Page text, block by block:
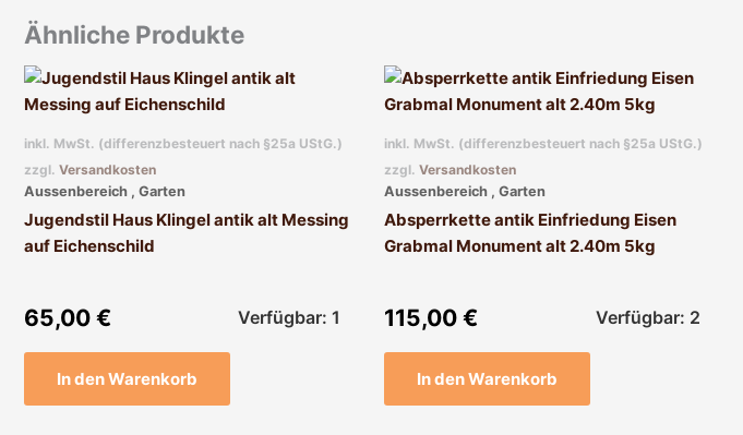
Ähnliche Produkte
inkl. MwSt. (differenzbesteuert nach §25a UStG.)
zzgl. Versandkosten
Aussenbereich , Garten
Jugendstil Haus Klingel antik alt Messing
auf Eichenschild
65,00 € Verfügbar: 1
In den Warenkorb
inkl. MwSt. (differenzbesteuert nach §25a UStG.)
zzgl. Versandkosten
Aussenbereich , Garten
Absperrkette antik Einfriedung Eisen
Grabmal Monument alt 2.40m 5kg
115,00 € Verfügbar: 2
In den Warenkorb